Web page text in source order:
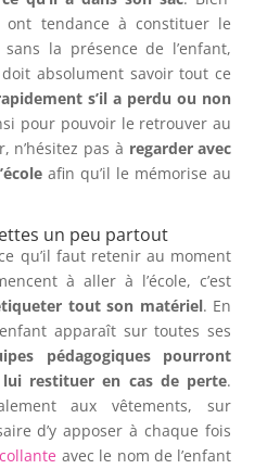
ont tendance à constituer le
la présence de l’enfant,
absolument savoir tout ce
s’il a perdu ou non
pour pouvoir le retrouver au
n’hésitez pas à regarder avec
afin qu’il le mémorise au
un peu partout
qu’il faut retenir au moment
à aller à l’école, c’est
tout son matériel. En
apparaît sur toutes ses
pédagogiques pourront
restituer en cas de perte.
aux vêtements, sur
d’y apposer à chaque fois
avec le nom de l’enfant